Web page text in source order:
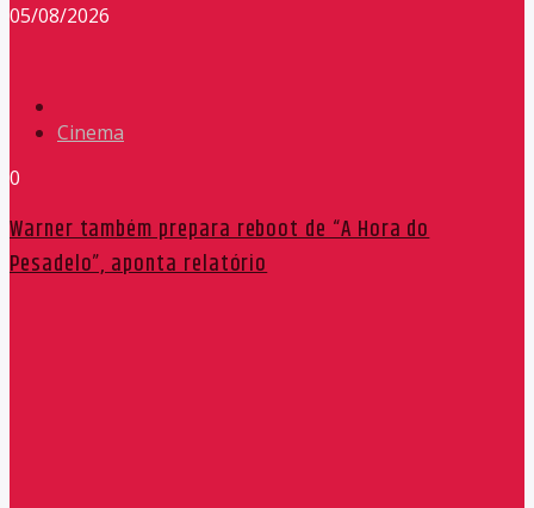
05/08/2026
Cinema
0
Warner também prepara reboot de “A Hora do
Pesadelo”, aponta relatório